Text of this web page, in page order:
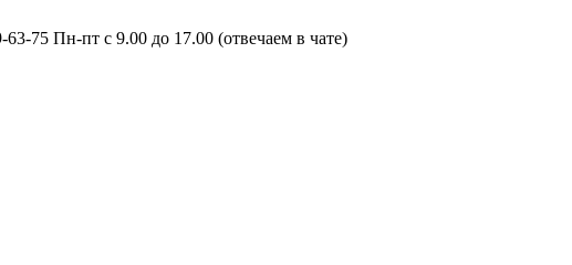
75 Пн-пт с 9.00 до 17.00 (отвечаем в чате)